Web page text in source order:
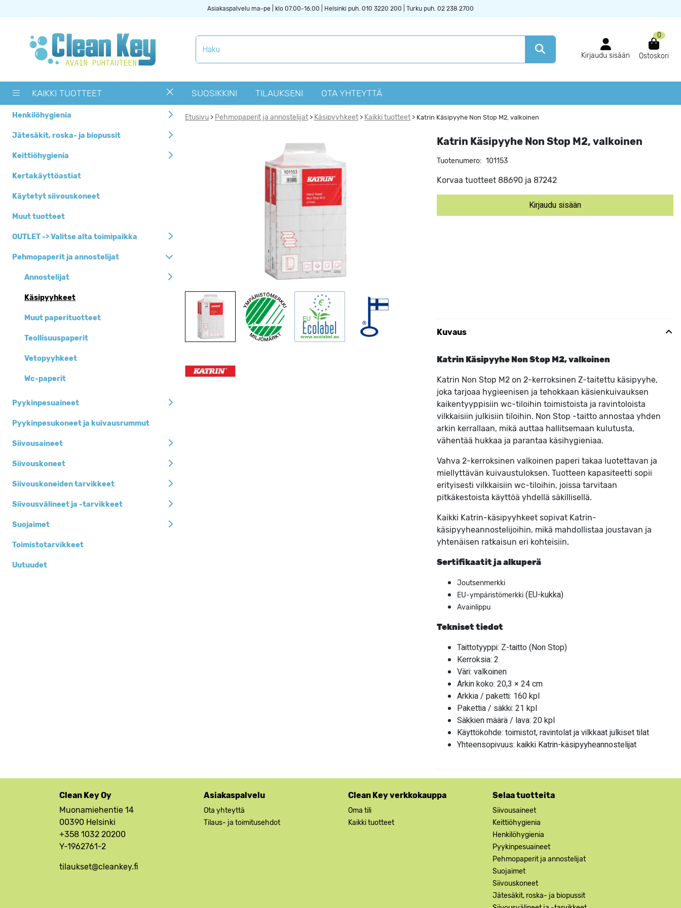
Asiakaspalvelu ma-pe | klo 07.00-16.00 | Helsinki puh. 010 3220 200 | Turku puh. 02 238 2700
Kirjaudu sisään
0
Ostoskori
KAIKKI TUOTTEET SUOSIKKINI TILAUKSENI OTA YHTEYTTÄ
Henkilöhygienia
Jätesäkit, roska- ja biopussit
Keittiöhygienia
Kertakäyttöastiat
Käytetyt siivouskoneet
Muut tuotteet
OUTLET -> Valitse alta toimipaikka
Pehmopaperit ja annostelijat
Annostelijat
Käsipyyhkeet
Muut paperituotteet
Teollisuuspaperit
Vetopyyhkeet
Wc-paperit
Pyykinpesuaineet
Pyykinpesukoneet ja kuivausrummut
Siivousaineet
Siivouskoneet
Siivouskoneiden tarvikkeet
Siivousvälineet ja -tarvikkeet
Suojaimet
Toimistotarvikkeet
Uutuudet
Etusivu > Pehmopaperit ja annostelijat > Käsipyyhkeet > Kaikki tuotteet > Katrin Käsipyyhe Non Stop M2, valkoinen
Katrin Käsipyyhe Non Stop M2, valkoinen
Tuotenumero: 101153
Korvaa tuotteet 88690 ja 87242
Kirjaudu sisään
Kuvaus
Katrin Käsipyyhe Non Stop M2, valkoinen
Katrin Non Stop M2 on 2-kerroksinen Z-taitettu käsipyyhe,
joka tarjoaa hygieenisen ja tehokkaan käsienkuivauksen
kaikentyyppisiin wc-tiloihin toimistoista ja ravintoloista
vilkkaisiin julkisiin tiloihin. Non Stop -taitto annostaa yhden
arkin kerrallaan, mikä auttaa hallitsemaan kulutusta,
vähentää hukkaa ja parantaa käsihygieniaa.
Vahva 2-kerroksinen valkoinen paperi takaa luotettavan ja
miellyttävän kuivaustuloksen. Tuotteen kapasiteetti sopii
erityisesti vilkkaisiin wc-tiloihin, joissa tarvitaan
pitkäkestoista käyttöä yhdellä säkillisellä.
Kaikki Katrin-käsipyyhkeet sopivat Katrin-
käsipyyheannostelijoihin, mikä mahdollistaa joustavan ja
yhtenäisen ratkaisun eri kohteisiin.
Sertifikaatit ja alkuperä
Joutsenmerkki
EU-ympäristömerkki (EU-kukka)
Avainlippu
Tekniset tiedot
Taittotyyppi: Z-taitto (Non Stop)
Kerroksia: 2
Väri: valkoinen
Arkin koko: 20,3 × 24 cm
Arkkia / paketti: 160 kpl
Pakettia / säkki: 21 kpl
Säkkien määrä / lava: 20 kpl
Käyttökohde: toimistot, ravintolat ja vilkkaat julkiset tilat
Yhteensopivuus: kaikki Katrin-käsipyyheannostelijat
Clean Key Oy
Muonamiehentie 14
00390 Helsinki
+358 1032 20200
Y-1962761-2
tilaukset@cleankey.fi
Asiakaspalvelu
Ota yhteyttä
Tilaus- ja toimitusehdot
Clean Key verkkokauppa
Oma tili
Kaikki tuotteet
Selaa tuotteita
Siivousaineet
Keittiöhygienia
Henkilöhygienia
Pyykinpesuaineet
Pehmopaperit ja annostelijat
Suojaimet
Siivouskoneet
Jätesäkit, roska- ja biopussit
Tuotekategoriat
Muut tuotteet
alta toimipaikka
Pyykinpesukoneet ja
Siivouskoneiden
tarvikkeet
Uutuudet
-tarvikkeet
Pehmopaperit ja
ja biopussit
Henkilöhygienia
Keittiöhygienia
Pyykinpesuaineet